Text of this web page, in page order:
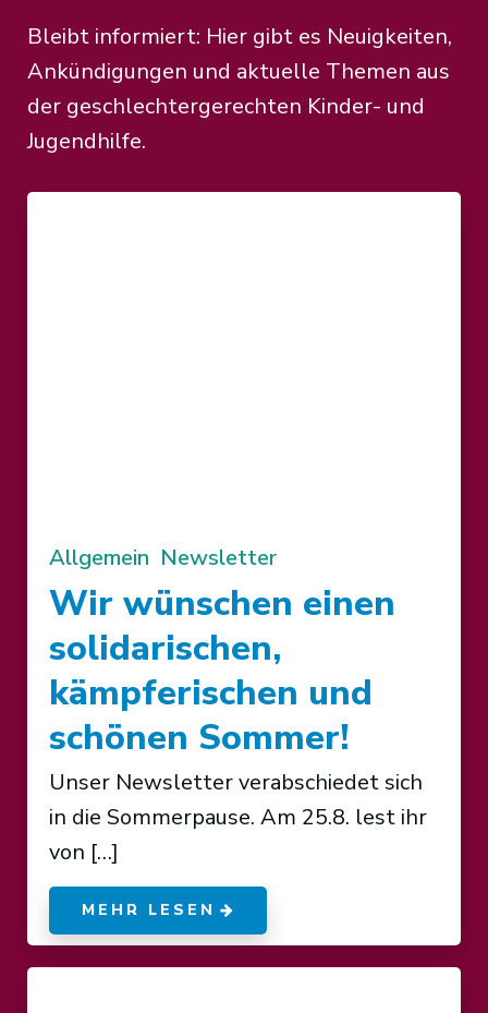
Bleibt informiert: Hier gibt es Neuigkeiten,
Ankündigungen und aktuelle Themen aus
der geschlechtergerechten Kinder- und
Jugendhilfe.
Allgemein Newsletter
Wir wünschen einen
solidarischen,
kämpferischen und
schönen Sommer!
Unser Newsletter verabschiedet sich
in die Sommerpause. Am 25.8. lest ihr
von […]
MEHR LESEN